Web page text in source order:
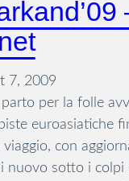
7, 2009
per la folle
euroasiatiche
con
nuovo sotto i colpi